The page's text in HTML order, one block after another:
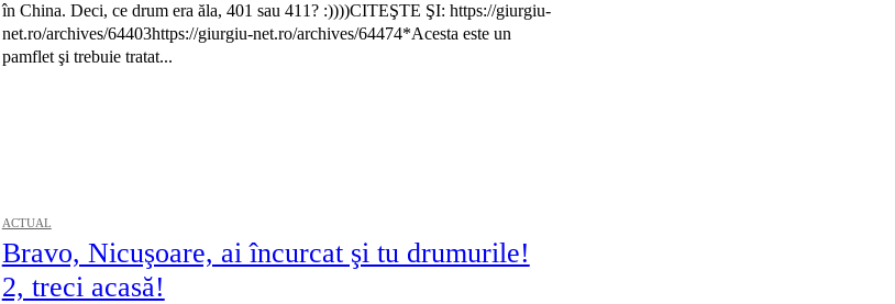
în China. Deci, ce drum era ăla, 401 sau 411? :))))CITEŞTE ŞI: https://giurgiu-
net.ro/archives/64403https://giurgiu-net.ro/archives/64474*Acesta este un
pamflet şi trebuie tratat...
ACTUAL
Bravo, Nicuşoare, ai încurcat şi tu drumurile!
2, treci acasă!